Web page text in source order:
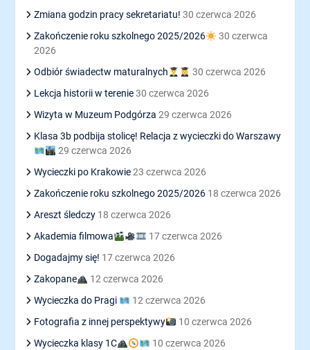
Zmiana godzin pracy sekretariatu! 30 czerwca 2026
Zakończenie roku szkolnego 2025/2026
30 czerwca
2026
Odbiór świadectw maturalnych
30 czerwca 2026
Lekcja historii w terenie 30 czerwca 2026
Wizyta w Muzeum Podgórza 29 czerwca 2026
Klasa 3b podbija stolicę! Relacja z wycieczki do Warszawy
29 czerwca 2026
Wycieczki po Krakowie 23 czerwca 2026
Zakończenie roku szkolnego 2025/2026 18 czerwca 2026
Areszt śledczy 18 czerwca 2026
Akademia filmowa
17 czerwca 2026
Dogadajmy się! 17 czerwca 2026
Zakopane
12 czerwca 2026
Wycieczka do Pragi
12 czerwca 2026
Fotografia z innej perspektywy
10 czerwca 2026
Wycieczka klasy 1C
10 czerwca 2026